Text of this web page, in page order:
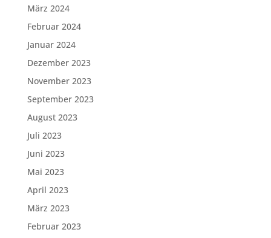
März 2024
Februar 2024
Januar 2024
Dezember 2023
November 2023
September 2023
August 2023
Juli 2023
Juni 2023
Mai 2023
April 2023
März 2023
Februar 2023